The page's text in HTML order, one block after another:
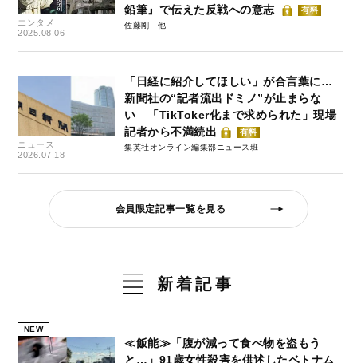
エンタメ
2025.08.06
鉛筆』で伝えた反戦への意志
有料
佐藤剛
ニュース
2026.07.18
「日経に紹介してほしい」が合言葉に…
新聞社の“記者流出ドミノ”が止まらな
い 「TikToker化まで求められた」現場
記者から不満続出
有料
集英社オンライン編集部ニュース班
会員限定記事一覧を見る
新着記事
NEW
≪飯能≫「腹が減って食べ物を盗もう
と…」91歳女性殺害を供述したベトナム